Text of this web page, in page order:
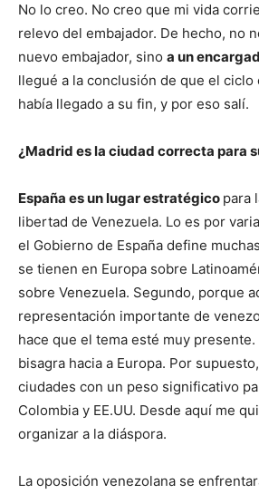
No lo creo. No creo que mi vida
relevo del embajador. De hecho, no
nuevo embajador, sino a un
llegué a la conclusión de que el ciclo
había llegado a su fin, y por eso salí.
¿Madrid es la ciudad correcta para
España es un lugar estratégico para
libertad de Venezuela. Lo es por
el Gobierno de España define
se tienen en Europa sobre
sobre Venezuela. Segundo, porque
representación importante de
hace que el tema esté muy presente.
bisagra hacia a Europa. Por
ciudades con un peso significativo
Colombia y EE.UU. Desde aquí me
organizar a la diáspora.
La oposición venezolana se